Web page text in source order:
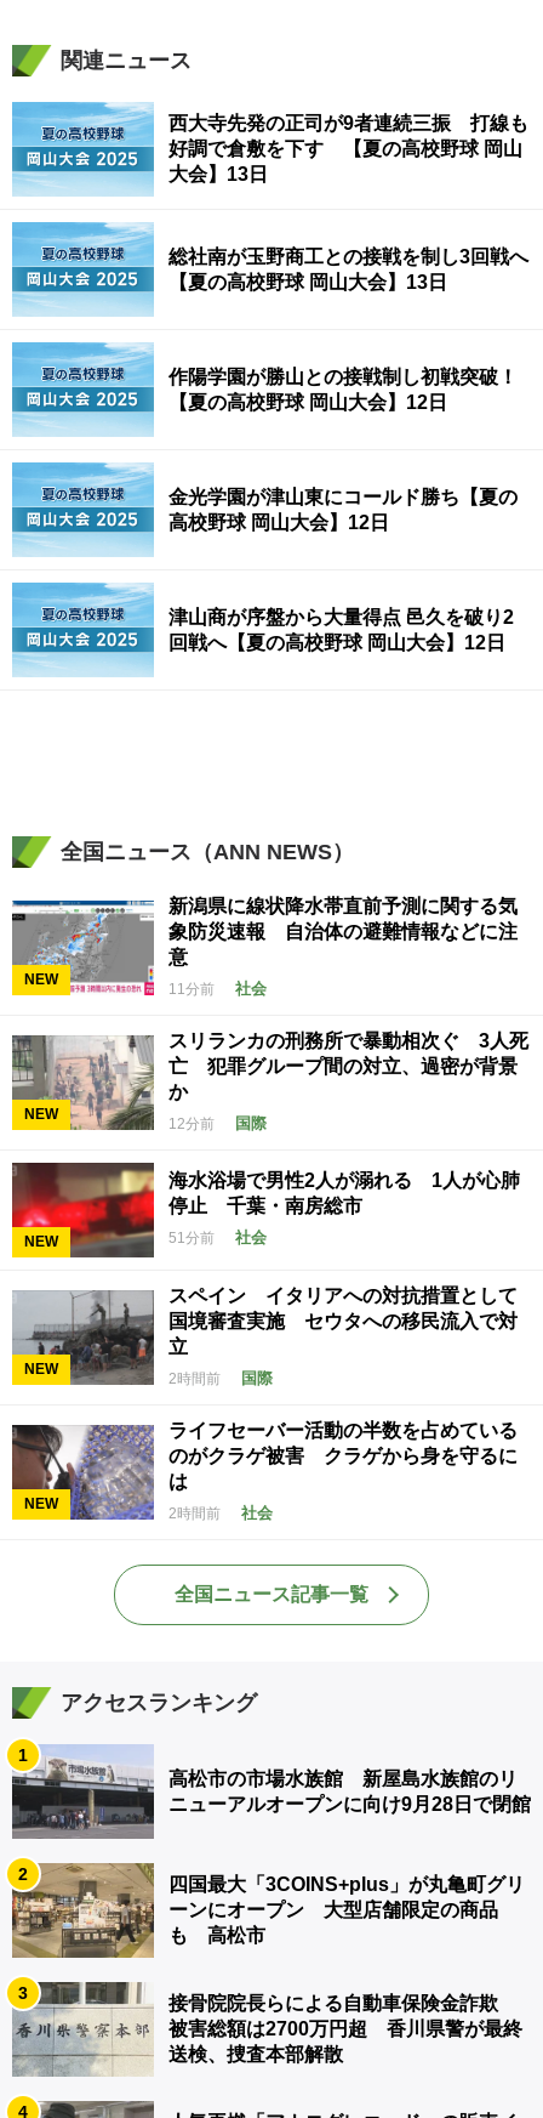
関連ニュース
西大寺先発の正司が9者連続三振 打線も
好調で倉敷を下す 【夏の高校野球 岡山
大会】13日
総社南が玉野商工との接戦を制し3回戦へ
【夏の高校野球 岡山大会】13日
作陽学園が勝山との接戦制し初戦突破！
【夏の高校野球 岡山大会】12日
金光学園が津山東にコールド勝ち【夏の
高校野球 岡山大会】12日
津山商が序盤から大量得点 邑久を破り2
回戦へ【夏の高校野球 岡山大会】12日
全国ニュース（ANN NEWS）
NEW
新潟県に線状降水帯直前予測に関する気
象防災速報 自治体の避難情報などに注
意
11分前 社会
NEW
スリランカの刑務所で暴動相次ぐ 3人死
亡 犯罪グループ間の対立、過密が背景
か
12分前 国際
NEW
海水浴場で男性2人が溺れる 1人が心肺
停止 千葉・南房総市
51分前 社会
NEW
スペイン イタリアへの対抗措置として
国境審査実施 セウタへの移民流入で対
立
2時間前 国際
NEW
ライフセーバー活動の半数を占めている
のがクラゲ被害 クラゲから身を守るに
は
2時間前 社会
全国ニュース記事一覧
アクセスランキング
1
高松市の市場水族館 新屋島水族館のリ
ニューアルオープンに向け9月28日で閉館
2
四国最大「3COINS+plus」が丸亀町グリ
ーンにオープン 大型店舗限定の商品
も 高松市
3
接骨院院長らによる自動車保険金詐欺
被害総額は2700万円超 香川県警が最終
送検、捜査本部解散
4